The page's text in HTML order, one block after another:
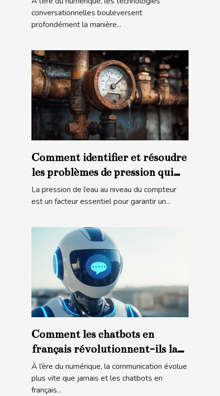
l'interaction digitale ?
conversationnelles bouleversent
profondément la manière...
Comment identifier et résoudre
les problèmes de pression qui
affectent votre compteur d'eau
?
La pression de l’eau au niveau du compteur
est un facteur essentiel pour garantir un...
Comment les chatbots en
français révolutionnent-ils la
communication numérique ?
À l’ère du numérique, la communication évolue
plus vite que jamais et les chatbots en
français...